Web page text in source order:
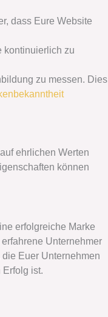
dass Eure Website
kontinuierlich zu
zu messen. Dies
ehrlichen Werten
können
erfolgreiche Marke
Unternehmer
Euer Unternehmen
ist.